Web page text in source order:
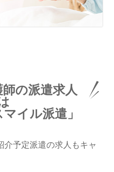
の派遣求人
イル派遣」
介予定派遣の求人もキャ